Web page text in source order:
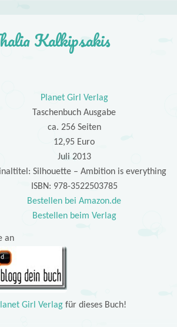
Kalkipsakis
Planet Girl Verlag
Taschenbuch Ausgabe
ca. 256 Seiten
12,95 Euro
Juli 2013
Silhouette – Ambition is everything
ISBN: 978-3522503785
Bestellen bei Amazon.de
Bestellen beim Verlag
an
Girl Verlag für dieses Buch!